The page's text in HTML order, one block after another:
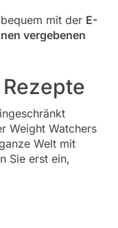
mit der E-
vergebenen
Weight Watchers
Welt mit
Sie erst ein,